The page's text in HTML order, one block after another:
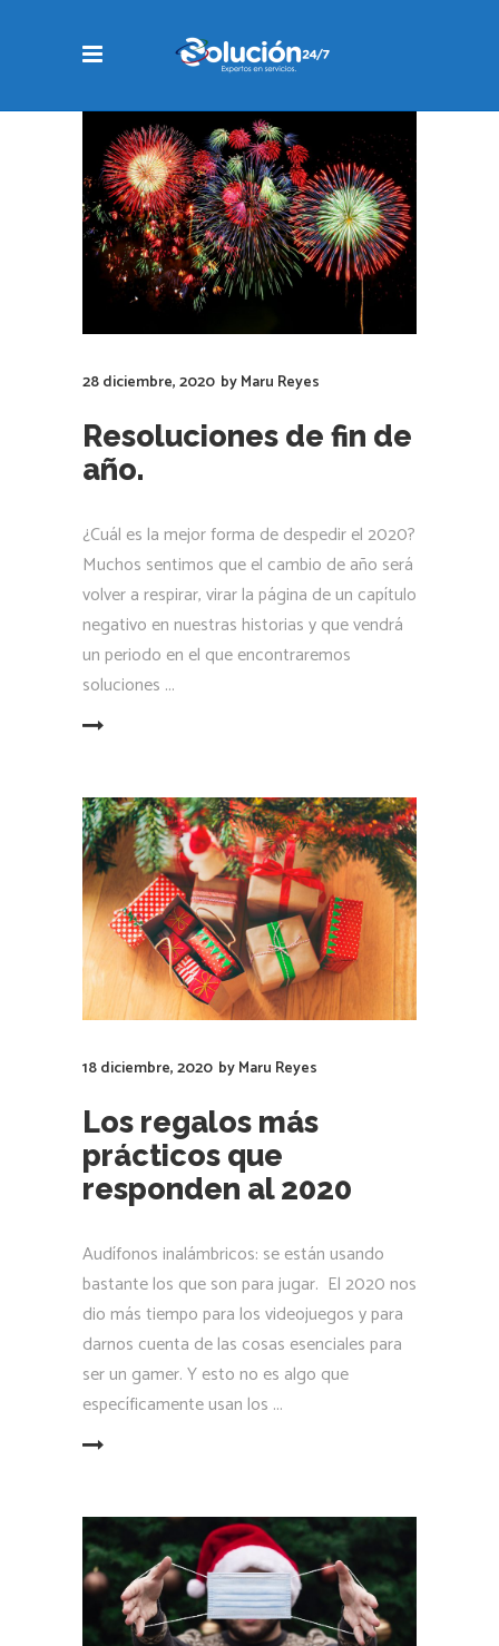
28 diciembre, 2020 byMaru Reyes
Resoluciones de fin de
año.
¿Cuál es la mejor forma de despedir el 2020?
Muchos sentimos que el cambio de año será
volver a respirar, virar la página de un capítulo
negativo en nuestras historias y que vendrá
un periodo en el que encontraremos
soluciones
18 diciembre, 2020 byMaru Reyes
Los regalos más
prácticos que
responden al 2020
Audífonos inalámbricos: se están usando
bastante los que son para jugar. El 2020 nos
dio más tiempo para los videojuegos y para
darnos cuenta de las cosas esenciales para
ser un gamer. Y esto no es algo que
específicamente usan los